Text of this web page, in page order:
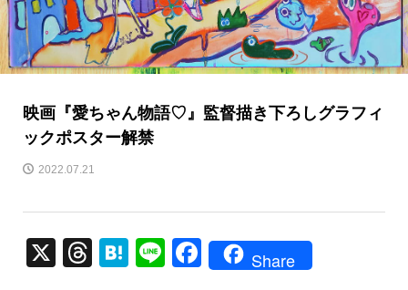
映画『愛ちゃん物語♡』監督描き下ろしグラフィ
ックポスター解禁
2022.07.21
X
T
H
Li
F
Share